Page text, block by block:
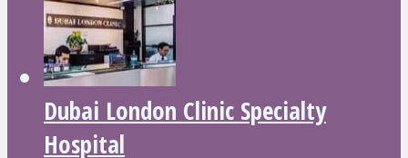
Dubai London Clinic Specialty
Hospital